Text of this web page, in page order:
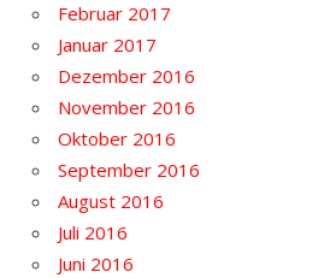
Februar 2017
Januar 2017
Dezember 2016
November 2016
Oktober 2016
September 2016
August 2016
Juli 2016
Juni 2016